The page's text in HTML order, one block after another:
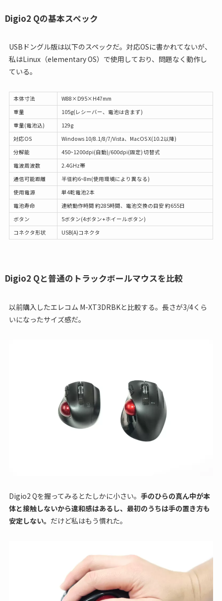
Digio2 Qの基本スペック
USBドングル版は以下のスペックだ。対応OSに書かれてないが、
私はLinux（elementary OS）で使用しており、問題なく動作し
ている。
本体寸法
W88×D95×H47mm
重量
105g(レシーバー、電池は含まず)
重量(電池込)
129g
対応OS
Windows 10/8.1/8/7/Vista、MacOS X(10.2以降)
分解能
450~1200dpi(自動)/600dpi(固定) 切替式
電波周波数
2.4GHz帯
通信可能距離
半径約6~8m(使用環境により異なる)
使用電源
単4乾電池2本
電池寿命
連続動作時間 約285時間、電池交換の目安 約655日
ボタン
5ボタン(4ボタン+ホイールボタン)
コネクタ形状
USB(A)コネクタ
Digio2 Qと普通のトラックボールマウスを比較
以前購入したエレコム M-XT3DRBKと比較する。長さが3/4くら
いになったサイズ感だ。
Digio2 Qを握ってみるとたしかに小さい。 手のひらの真ん中が本
体と接触しないから違和感はあるし、最初のうちは手の置き方も
安定しない。 だけど私はもう慣れた。